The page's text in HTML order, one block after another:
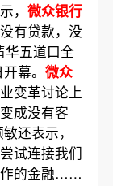
， 微众银行
有贷款，没
五道口全
幕。 微众
变革讨论上
成没有客
还表示，
试连接我们
作的金融……